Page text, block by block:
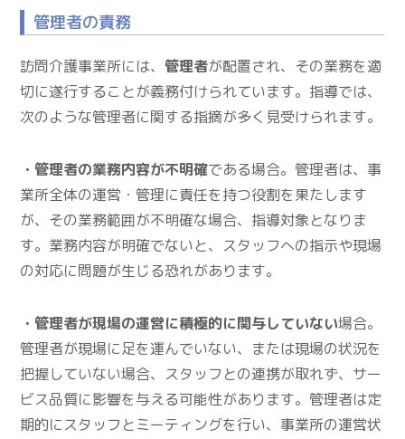
管理者の責務
訪問介護事業所には、 管理者が配置され、その業務を適
切に遂行することが義務付けられています。指導では、
次のような管理者に関する指摘が多く見受けられます。
・管理者の業務内容が不明確である場合。管理者は、事
業所全体の運営・管理に責任を持つ役割を果たします
が、その業務範囲が不明確な場合、指導対象となりま
す。業務内容が明確でないと、スタッフへの指示や現場
の対応に問題が生じる恐れがあります。
・管理者が現場の運営に積極的に関与していない場合。
管理者が現場に足を運んでいない、または現場の状況を
把握していない場合、スタッフとの連携が取れず、サー
ビス品質に影響を与える可能性があります。管理者は定
期的にスタッフとミーティングを行い、事業所の運営状